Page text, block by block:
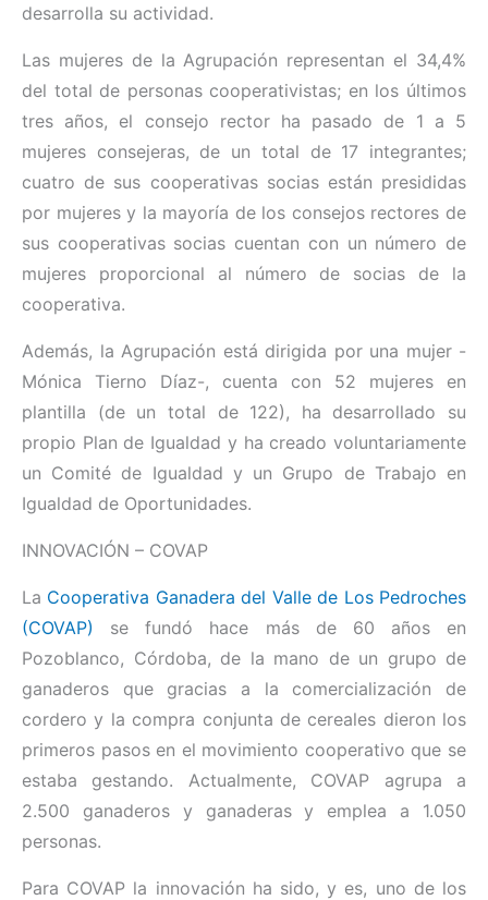
desarrolla su actividad.
Las mujeres de la Agrupación representan el 34,4%
del total de personas cooperativistas; en los últimos
tres años, el consejo rector ha pasado de 1 a 5
mujeres consejeras, de un total de 17 integrantes;
cuatro de sus cooperativas socias están presididas
por mujeres y la mayoría de los consejos rectores de
sus cooperativas socias cuentan con un número de
mujeres proporcional al número de socias de la
cooperativa.
Además, la Agrupación está dirigida por una mujer -
Mónica Tierno Díaz-, cuenta con 52 mujeres en
plantilla (de un total de 122), ha desarrollado su
propio Plan de Igualdad y ha creado voluntariamente
un Comité de Igualdad y un Grupo de Trabajo en
Igualdad de Oportunidades.
INNOVACIÓN – COVAP
La Cooperativa Ganadera del Valle de Los Pedroches
(COVAP) se fundó hace más de 60 años en
Pozoblanco, Córdoba, de la mano de un grupo de
ganaderos que gracias a la comercialización de
cordero y la compra conjunta de cereales dieron los
primeros pasos en el movimiento cooperativo que se
estaba gestando. Actualmente, COVAP agrupa a
2.500 ganaderos y ganaderas y emplea a 1.050
personas.
Para COVAP la innovación ha sido, y es, uno de los